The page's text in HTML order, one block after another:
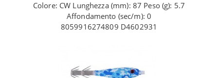
Colore: CW Lunghezza (mm): 87 Peso (g): 5.7
Affondamento (sec/m): 0
8059916274809 D4602931